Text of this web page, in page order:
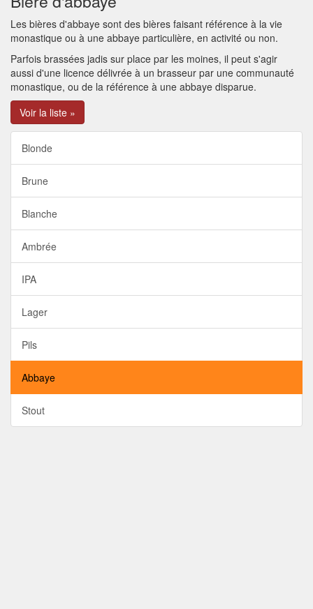
Les bières d'abbaye sont des bières faisant référence à la vie
monastique ou à une abbaye particulière, en activité ou non.
Parfois brassées jadis sur place par les moines, il peut s'agir
aussi d'une licence délivrée à un brasseur par une communauté
monastique, ou de la référence à une abbaye disparue.
Voir la liste »
Blonde
Brune
Blanche
Ambrée
IPA
Lager
Pils
Abbaye
Stout